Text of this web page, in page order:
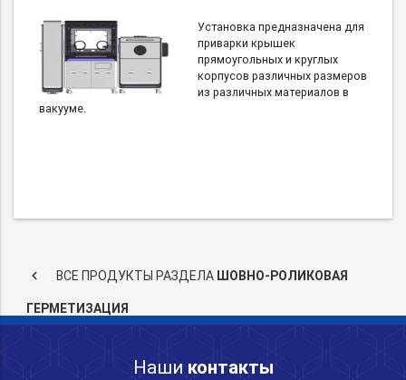
Установка предназначена для
приварки крышек
прямоугольных и круглых
корпусов различных размеров
из различных материалов в
вакууме.
keyboard_arrow_left ВСЕ ПРОДУКТЫ РАЗДЕЛА ШОВНО-РОЛИКОВАЯ
ГЕРМЕТИЗАЦИЯ
Наши контакты